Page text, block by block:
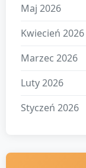
Maj 2026
Kwiecień 2026
Marzec 2026
Luty 2026
Styczeń 2026